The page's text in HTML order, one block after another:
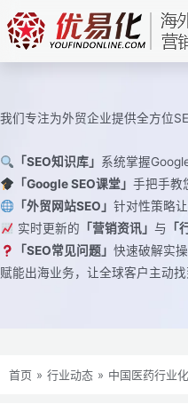
至
我们专注为外贸企业提供全方位
「SEO知识库」 系统掌握
「Google SEO课堂」 手把手教
「外贸网站SEO」 针对性策略
实时更新的 「营销资讯」 与 「
「SEO常见问题」 快速破解实
赋能出海业务，让全球客户主动
首页 » 行业动态 » 中国医药行业